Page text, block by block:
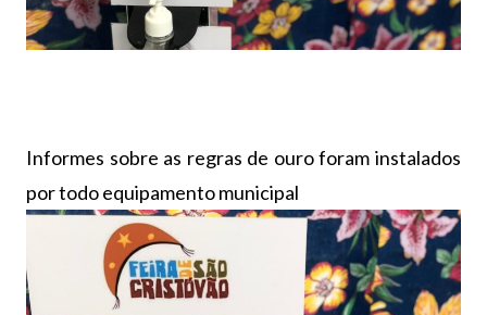
Informes sobre as regras de ouro foram instalados
por todo equipamento municipal